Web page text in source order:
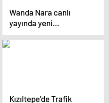
Wanda Nara canlı
yayında yeni
sevgilisiyle öpüştü
Kızıltepe’de Trafik